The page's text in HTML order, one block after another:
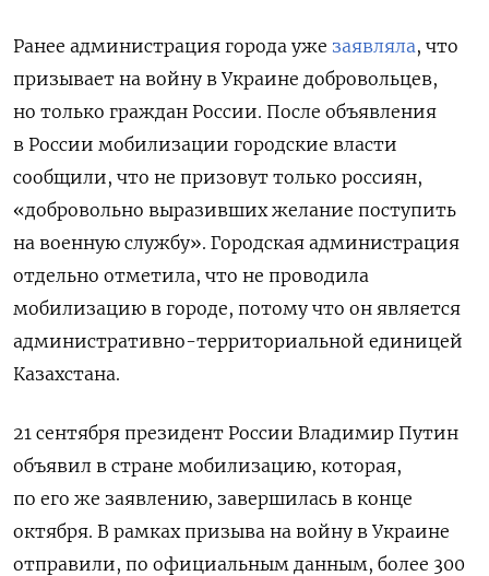
Ранее администрация города уже заявляла, что
призывает на войну в Украине добровольцев,
но только граждан России. После объявления
в России мобилизации городские власти
сообщили, что не призовут только россиян,
«добровольно выразивших желание поступить
на военную службу». Городская администрация
отдельно отметила, что не проводила
мобилизацию в городе, потому что он является
административно-территориальной единицей
Казахстана.
21 сентября президент России Владимир Путин
объявил в стране мобилизацию, которая,
по его же заявлению, завершилась в конце
октября. В рамках призыва на войну в Украине
отправили, по официальным данным, более 300